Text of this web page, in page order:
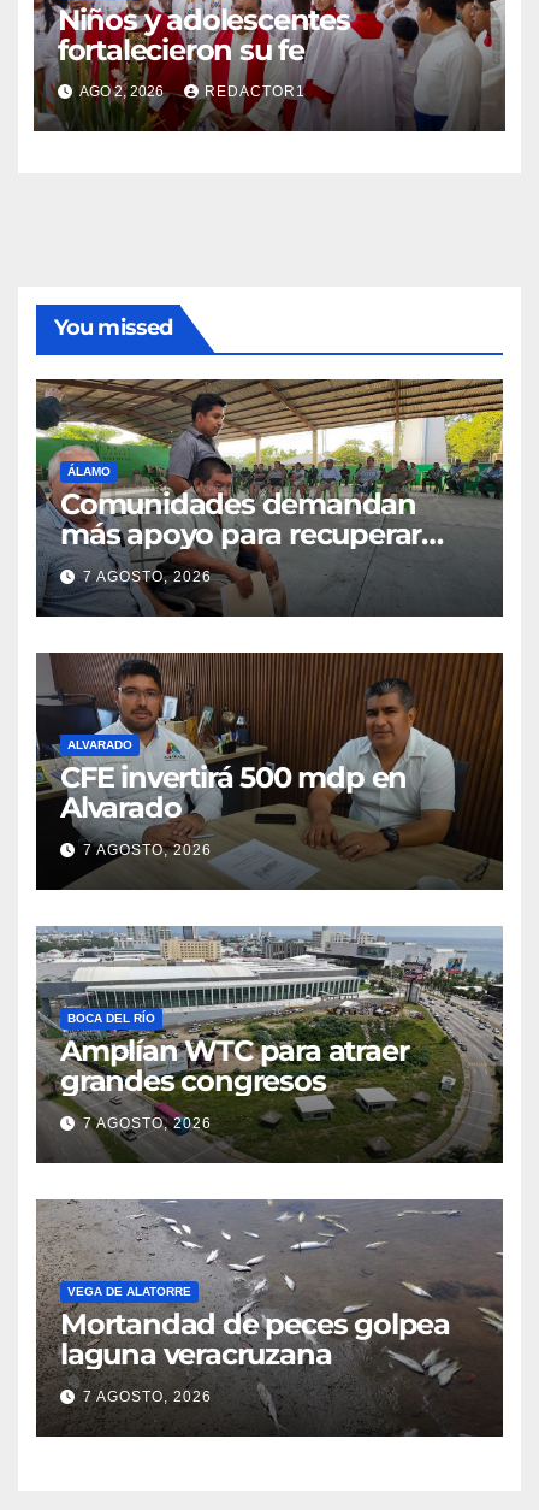
Niños y adolescentes
fortalecieron su fe
AGO 2, 2026 REDACTOR1
You missed
ÁLAMO
Comunidades demandan
más apoyo para recuperar
parcelas
7 AGOSTO, 2026
ALVARADO
CFE invertirá 500 mdp en
Alvarado
7 AGOSTO, 2026
BOCA DEL RÍO
Amplían WTC para atraer
grandes congresos
7 AGOSTO, 2026
VEGA DE ALATORRE
Mortandad de peces golpea
laguna veracruzana
7 AGOSTO, 2026